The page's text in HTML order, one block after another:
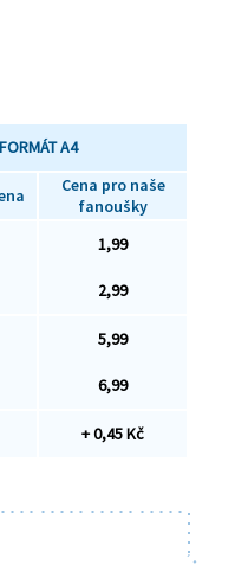
FORMÁT A4
Cena pro naše
fanoušky
1,99
2,99
5,99
6,99
+ 0,45 Kč